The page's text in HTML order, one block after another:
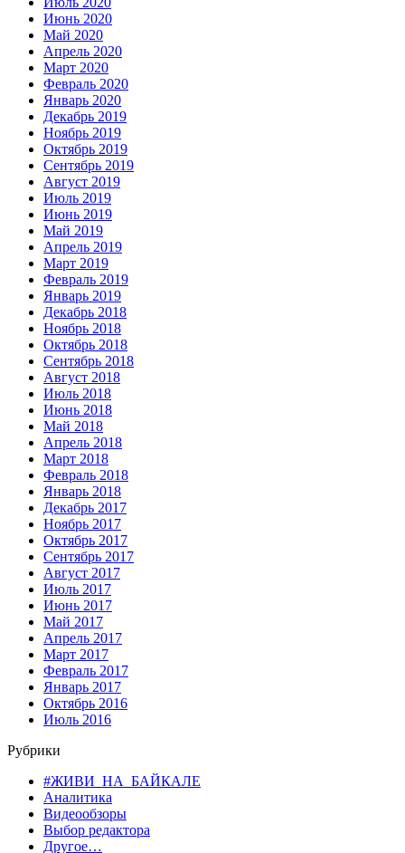
Июнь 2020
Май 2020
Апрель 2020
Март 2020
Февраль 2020
Январь 2020
Декабрь 2019
Ноябрь 2019
Октябрь 2019
Сентябрь 2019
Август 2019
Июль 2019
Июнь 2019
Май 2019
Апрель 2019
Март 2019
Февраль 2019
Январь 2019
Декабрь 2018
Ноябрь 2018
Октябрь 2018
Сентябрь 2018
Август 2018
Июль 2018
Июнь 2018
Май 2018
Апрель 2018
Март 2018
Февраль 2018
Январь 2018
Декабрь 2017
Ноябрь 2017
Октябрь 2017
Сентябрь 2017
Август 2017
Июль 2017
Июнь 2017
Май 2017
Апрель 2017
Март 2017
Февраль 2017
Январь 2017
Октябрь 2016
Июль 2016
Рубрики
#ЖИВИ_НА_БАЙКАЛЕ
Аналитика
Видеообзоры
Выбор редактора
Другое…